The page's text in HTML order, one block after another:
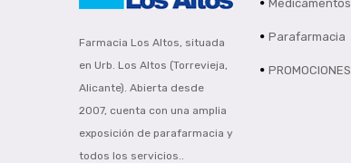
Farmacia Los Altos, situada
en Urb. Los Altos (Torrevieja,
Alicante). Abierta desde
2007, cuenta con una amplia
exposición de parafarmacia y
todos los servicios..
Medicamentos
Parafarmacia
PROMOCIONES